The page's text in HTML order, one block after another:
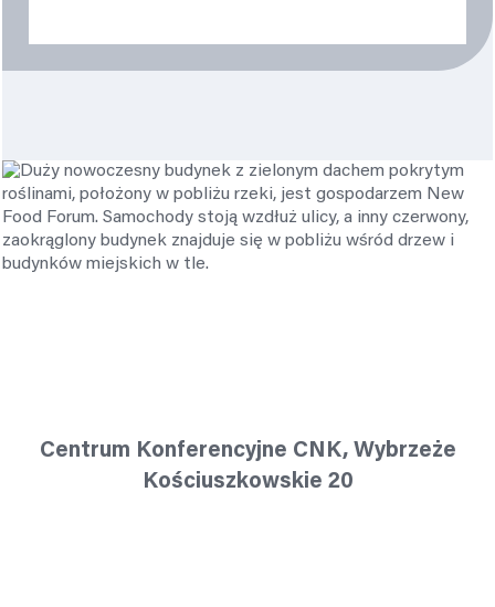
Centrum Konferencyjne CNK, Wybrzeże
Kościuszkowskie 20